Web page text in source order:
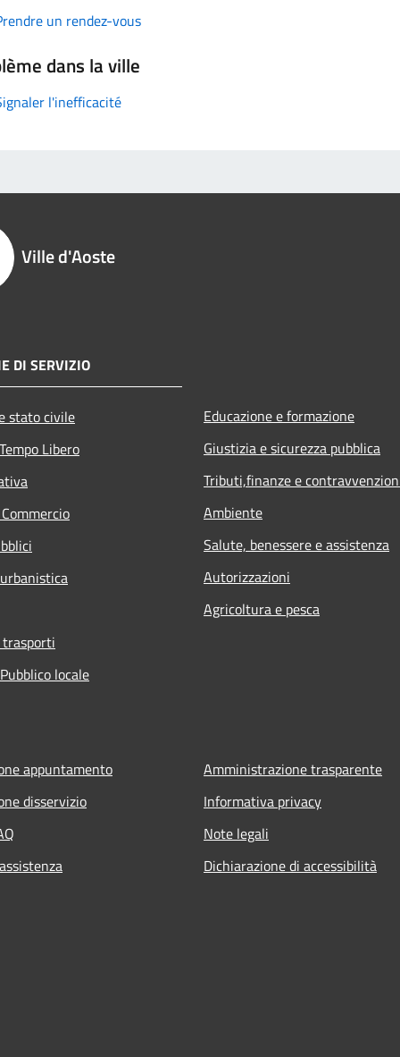
un rendez-vous
dans la ville
l'inefficacité
Ville d'Aoste
DI SERVIZIO
stato civile
Libero
locale
Educazione e formazione
Giustizia e sicurezza pubblica
Tributi,finanze e
Ambiente
Salute, benessere e assistenza
Autorizzazioni
Agricoltura e pesca
appuntamento
disservizio
Amministrazione trasparente
Informativa privacy
Note legali
Dichiarazione di accessibilità